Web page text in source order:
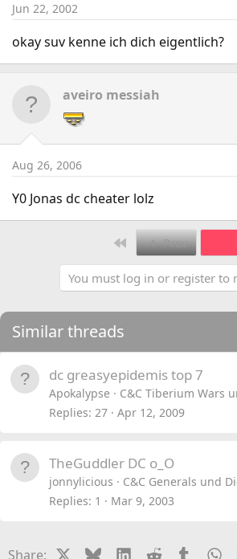
Jun 22, 2002
okay suv kenne ich dich eigentlich?
aveiro messiah
Aug 26, 2006
Y0 Jonas dc cheater lolz
First Prev
You must log in or register to
Similar threads
dc greasyepidemis top 7
Apokalypse
C&C Tiberium Wars
Replies 27 Apr 12, 2009
TheGuddler DC o_O
jonnylicious
C&C Generals und
Replies 1 Mar 9, 2003
Share: BlueskyLinkedIn
Reddit Tumblr